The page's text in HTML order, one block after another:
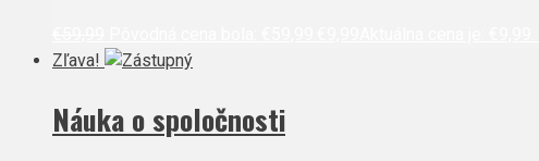
Zľava!
Náuka o spoločnosti